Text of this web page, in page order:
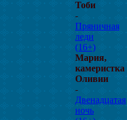
Тоби
-
Пряничная
леди
(16+)
Мария,
камеристка
Оливии
-
Двенадцатая
ночь